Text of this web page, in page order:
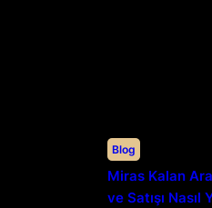
Blog
Miras Kalan
ve Satışı Nasıl